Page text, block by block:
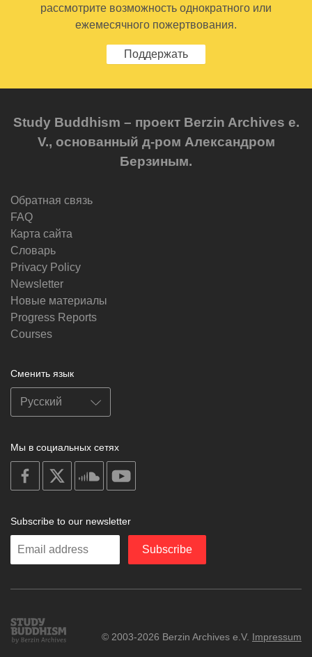
рассмотрите возможность однократного или
ежемесячного пожертвования.
Поддержать
Study Buddhism – проект Berzin Archives e.
V., основанный д-ром Александром
Берзиным.
Обратная связь
FAQ
Карта сайта
Словарь
Privacy Policy
Newsletter
Новые материалы
Progress Reports
Courses
Сменить язык
Мы в социальных сетях
on
facebook
soundcloud
Subscribe to our newsletter
Enter
Subscribe
Study
Buddhism
© 2003-2026 Berzin Archives e.V. Impressum